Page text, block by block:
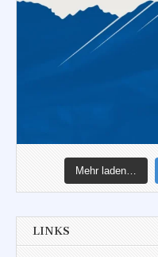
Mehr laden…
LINKS